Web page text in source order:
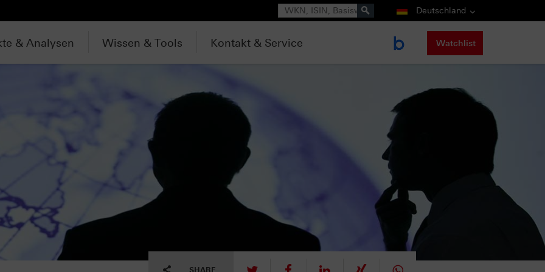
Suche Deutschland
& Analysen Wissen & Tools Kontakt & Service Watchlist
SHARE tweet mitteilen